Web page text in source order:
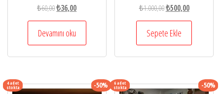
₺60,00Orijinal
fiyat:
₺60,00.
₺36,00Şu
andaki
₺36,00.
Devamını oku
₺1.000,00Orijinal
fiyat:
₺1.000,00.
₺500,00Şu
andaki
₺500,00.
Sepete Ekle
4 adet
stokta -50% 6 adet
stokta -50%